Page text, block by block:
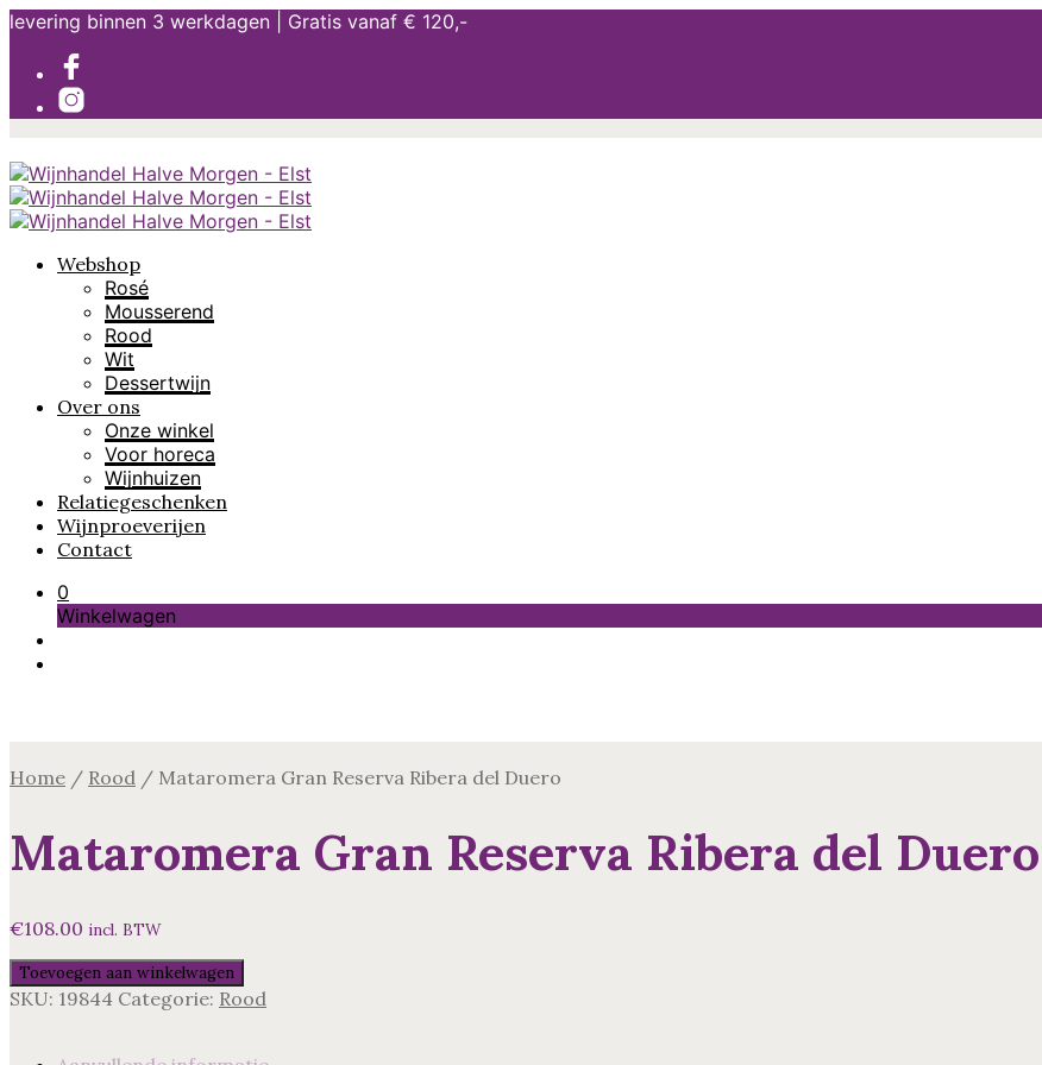
levering binnen 3 werkdagen | Gratis vanaf € 120,-
Webshop
Rosé
Mousserend
Rood
Wit
Dessertwijn
Over ons
Onze winkel
Voor horeca
Wijnhuizen
Relatiegeschenken
Wijnproeverijen
Contact
0
Winkelwagen
Home / Rood / Mataromera Gran Reserva Ribera del Duero
Mataromera Gran Reserva Ribera del Duero
€108.00 incl. BTW
Mataromera
Gran
Toevoegen aan winkelwagen
SKU: 19844 Categorie: Rood